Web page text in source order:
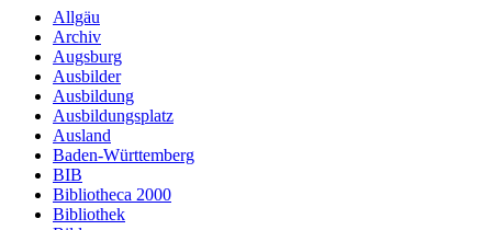
Allgäu
Archiv
Augsburg
Ausbilder
Ausbildung
Ausbildungsplatz
Ausland
Baden-Württemberg
BIB
Bibliotheca 2000
Bibliothek